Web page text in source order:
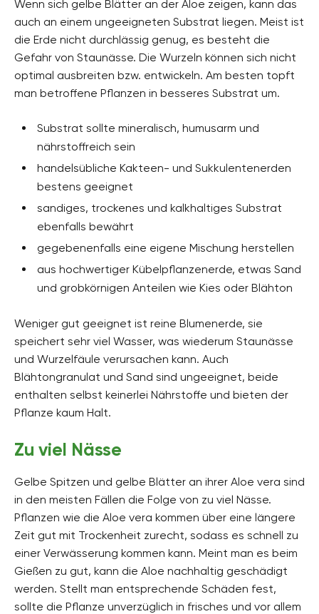
Wenn sich gelbe Blätter an der Aloe zeigen, kann das
auch an einem ungeeigneten Substrat liegen. Meist ist
die Erde nicht durchlässig genug, es besteht die
Gefahr von Staunässe. Die Wurzeln können sich nicht
optimal ausbreiten bzw. entwickeln. Am besten topft
man betroffene Pflanzen in besseres Substrat um.
Substrat sollte mineralisch, humusarm und
nährstoffreich sein
handelsübliche Kakteen- und Sukkulentenerden
bestens geeignet
sandiges, trockenes und kalkhaltiges Substrat
ebenfalls bewährt
gegebenenfalls eine eigene Mischung herstellen
aus hochwertiger Kübelpflanzenerde, etwas Sand
und grobkörnigen Anteilen wie Kies oder Blähton
Weniger gut geeignet ist reine Blumenerde, sie
speichert sehr viel Wasser, was wiederum Staunässe
und Wurzelfäule verursachen kann. Auch
Blähtongranulat und Sand sind ungeeignet, beide
enthalten selbst keinerlei Nährstoffe und bieten der
Pflanze kaum Halt.
Zu viel Nässe
Gelbe Spitzen und gelbe Blätter an ihrer Aloe vera sind
in den meisten Fällen die Folge von zu viel Nässe.
Pflanzen wie die Aloe vera kommen über eine längere
Zeit gut mit Trockenheit zurecht, sodass es schnell zu
einer Verwässerung kommen kann. Meint man es beim
Gießen zu gut, kann die Aloe nachhaltig geschädigt
werden. Stellt man entsprechende Schäden fest,
sollte die Pflanze unverzüglich in frisches und vor allem